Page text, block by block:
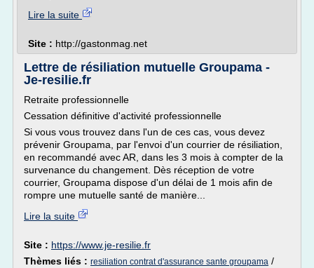
Lire la suite
Site : http://gastonmag.net
Lettre de résiliation mutuelle Groupama -
Je-resilie.fr
Retraite professionnelle
Cessation définitive d'activité professionnelle
Si vous vous trouvez dans l'un de ces cas, vous devez
prévenir Groupama, par l'envoi d'un courrier de résiliation,
en recommandé avec AR, dans les 3 mois à compter de la
survenance du changement. Dès réception de votre
courrier, Groupama dispose d'un délai de 1 mois afin de
rompre une mutuelle santé de manière...
Lire la suite
Site : https://www.je-resilie.fr
Thèmes liés : resiliation contrat d'assurance sante groupama /